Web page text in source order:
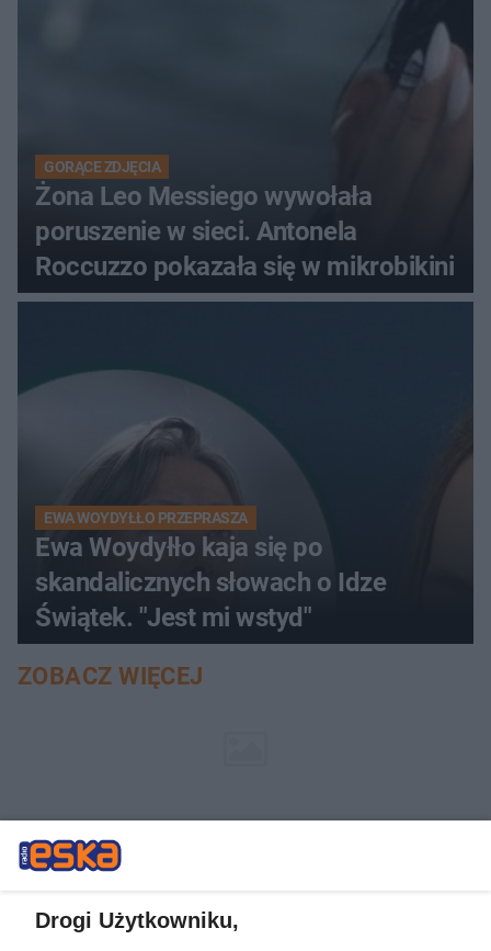
GORĄCE ZDJĘCIA
Żona Leo Messiego wywołała
poruszenie w sieci. Antonela
Roccuzzo pokazała się w mikrobikini
EWA WOYDYŁŁO PRZEPRASZA
Ewa Woydyłło kaja się po
skandalicznych słowach o Idze
Świątek. "Jest mi wstyd"
ZOBACZ WIĘCEJ
Drogi Użytkowniku,